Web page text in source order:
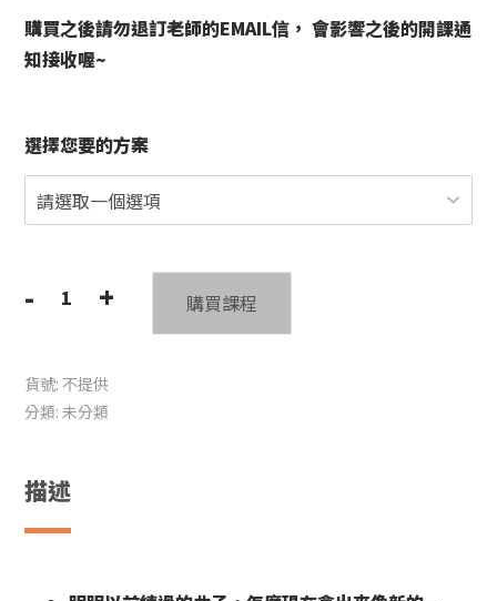
購買之後請勿退訂老師的EMAIL信， 會影響之後的開課通
知接收喔~
選擇您要的方案
-
【見
軌
道】
Bach
平
+ 購買課程
貨號: 不提供
分類: 未分類
描述